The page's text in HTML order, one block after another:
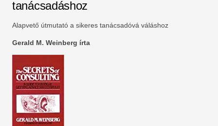
tanácsadáshoz
Alapvető útmutató a sikeres tanácsadóvá váláshoz
Gerald M. Weinberg írta